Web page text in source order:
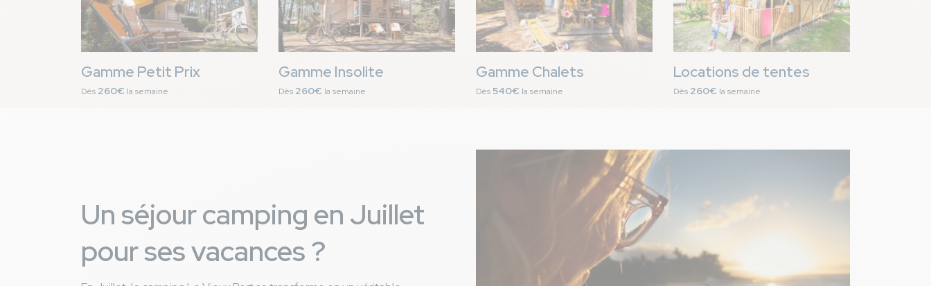
Gamme Petit Prix
Dès 260€ la semaine
Gamme Insolite
Dès 260€ la semaine
Gamme Chalets
Dès540€ la semaine
Locations de tentes
Dès 260€ la semaine
Un séjour camping en Juillet
pour ses vacances ?